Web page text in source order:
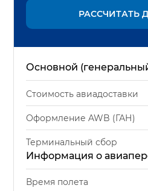
РАССЧИТАТЬ
Основной
Стоимость авиадоставки
Оформление AWB (ГАН)
Терминальный сбор
Информация о
Время полета